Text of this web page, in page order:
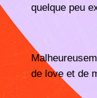
quelque peu
de love et de